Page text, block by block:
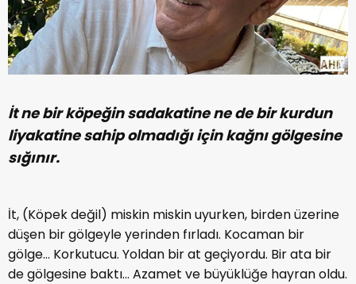
İt ne bir köpeğin sadakatine ne de bir kurdun
liyakatine sahip olmadığı için kağnı gölgesine
sığınır.
İt, (Köpek değil) miskin miskin uyurken, birden üzerine
düşen bir gölgeyle yerinden fırladı. Kocaman bir
gölge… Korkutucu. Yoldan bir at geçiyordu. Bir ata bir
de gölgesine baktı… Azamet ve büyüklüğe hayran oldu.